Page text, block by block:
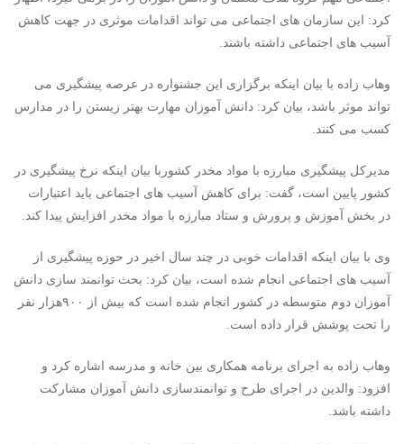
کرد: این سازمان های اجتماعی می تواند اقدامات موثری در جهت کاهش
آسیب های اجتماعی داشته باشند.
وهاب زاده با بیان اینکه برگزاری این جشنواره در عرصه پیشگیری می
تواند موثر باشد، بیان کرد: دانش آموزان مهارت بهتر زیستن را در مدارس
کسب می کنند.
مدیرکل پیشگیری مبارزه با مواد مخدر کشوربا بیان اینکه نرخ پیشگیری در
کشور پایین است، گفت: برای کاهش آسیب های اجتماعی باید اعتبارات
در بخش آموزش و پرورش و ستاد مبارزه با مواد مخدر افزایش پیدا کند.
وی با بیان اینکه اقدامات خوبی در چند سال اخیر در حوزه پیشگیری از
آسیب های اجتماعی انجام شده است، بیان کرد: بحث توانمند سازی دانش
آموزان دوم متوسطه در کشور انجام شده است که بیش از ۹۰۰هزار نفر
را تحت پوشش قرار داده است.
وهاب زاده به اجرای برنامه همکاری بین خانه و مدرسه اشاره کرد و
افزود: والدین در اجرای طرح و توانمندسازی دانش آموزان مشارکت
داشته باشد.